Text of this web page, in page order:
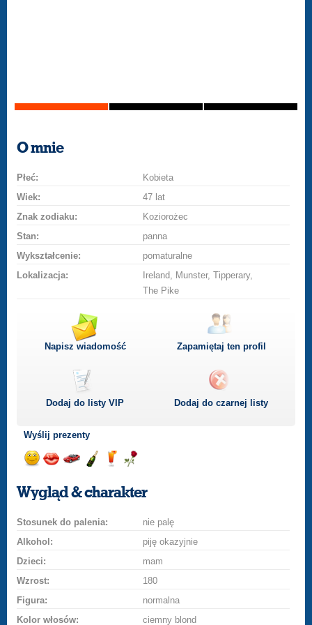
O mnie
Płeć:
Kobieta
Wiek:
47 lat
Znak zodiaku:
Koziorożec
Stan:
panna
Wykształcenie:
pomaturalne
Lokalizacja:
Ireland, Munster, Tipperary,
The Pike
Napisz wiadomość Zapamiętaj ten profil
Dodaj do listyVIP Dodaj do czarnej listy
Wyślij prezenty
uśmiech
buziakasamochodem
szampana
drinka
różę
Wygląd & charakter
Stosunek do palenia:
nie palę
Alkohol:
piję okazyjnie
Dzieci:
mam
Wzrost:
180
Figura:
normalna
Kolor włosów:
ciemny blond